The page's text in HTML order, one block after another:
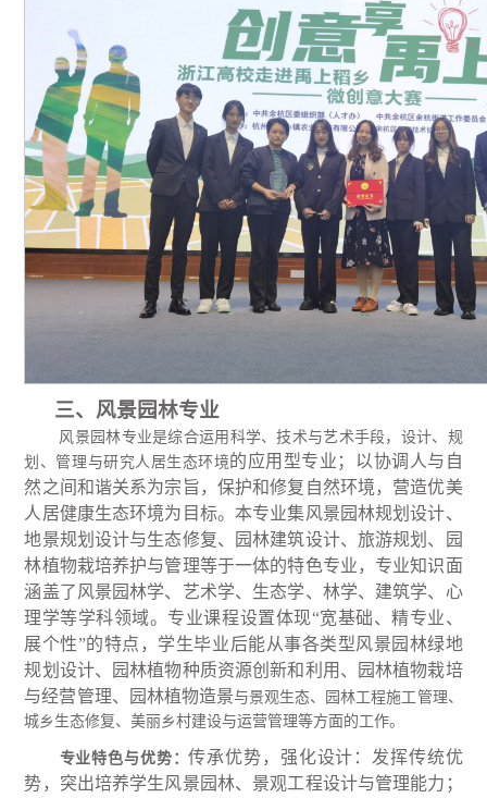
三、风景园林专业
风景园林专业是综合运用科学、技术与艺术手段，设计、规
划、管理与研究人居生态环境的应用型专业；以协调人与自
然之间和谐关系为宗旨，保护和修复自然环境，营造优美
人居健康生态环境为目标。本专业集风景园林规划设计、
地景规划设计与生态修复、园林建筑设计、旅游规划、园
林植物栽培养护与管理等于一体的特色专业，专业知识面
涵盖了风景园林学、艺术学、生态学、林学、建筑学、心
理学等学科领域。专业课程设置体现“宽基础、精专业、
展个性”的特点，学生毕业后能从事各类型风景园林绿地
规划设计、园林植物种质资源创新和利用、园林植物栽培
与经营管理、园林植物造景与景观生态、园林工程施工管理、
城乡生态修复、美丽乡村建设与运营管理等方面的工作。
专业特色与优势：传承优势，强化设计：发挥传统优
势，突出培养学生风景园林、景观工程设计与管理能力；